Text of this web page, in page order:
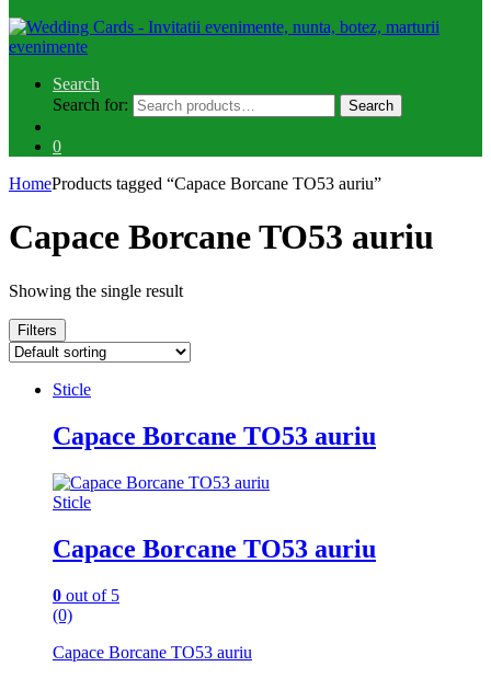
Search
Search for:
Search
0
HomeProducts tagged “Capace Borcane TO53 auriu”
Capace Borcane TO53 auriu
Showing the single result
Filters
Sticle
Capace Borcane TO53 auriu
Sticle
Capace Borcane TO53 auriu
0 out of 5
(0)
Capace Borcane TO53 auriu